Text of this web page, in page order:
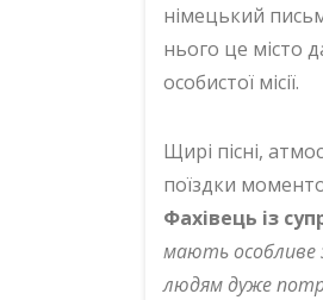
німецький
нього це місто
особистої місії.
Щирі пісні,
поїздки
Фахівець із
мають особливе
людям дуже